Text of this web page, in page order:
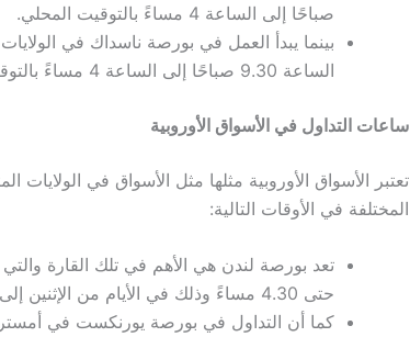
صباحًا إلى الساعة 4 مساءً بالتوقيت المحلي.
بينما يبدأ العمل في بورصة ناسداك في
الساعة 9.30 صباحًا إلى الساعة 4 مساءً بالتوقيت المحلي.
ساعات التداول في الأسواق الأوروبية
تعتبر الأسواق الأوروبية مثلها مثل الأسواق في الولايات
المختلفة في الأوقات التالية:
حتى 4.30 مساءً وذلك في الأيام من الإثنين إلى الجمعة، وذلك بتوقيت جرينتش.